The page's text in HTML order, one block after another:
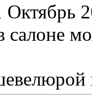
Октябрь
салоне